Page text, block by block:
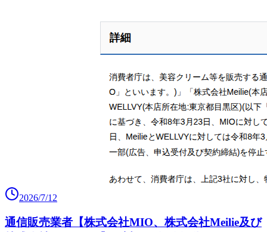
2026/7/12
通信販売業者【株式会社MIO、株式会社Meilie及び